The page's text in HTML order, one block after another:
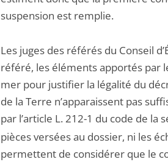
suspension est remplie.
Les juges des référés du Conseil
référé, les éléments apportés par
mer pour justifier la légalité du
de la Terre n’apparaissent pas
par l’article L. 212-1 du code de la
pièces versées au dossier, ni les
permettent de considérer que le